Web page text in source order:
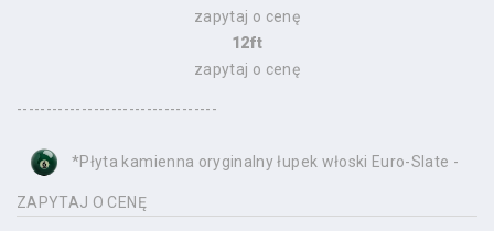
zapytaj o cenę
12ft
zapytaj o cenę
----------------------------------
*Płyta kamienna oryginalny łupek włoski Euro-Slate -
ZAPYTAJ O CENĘ